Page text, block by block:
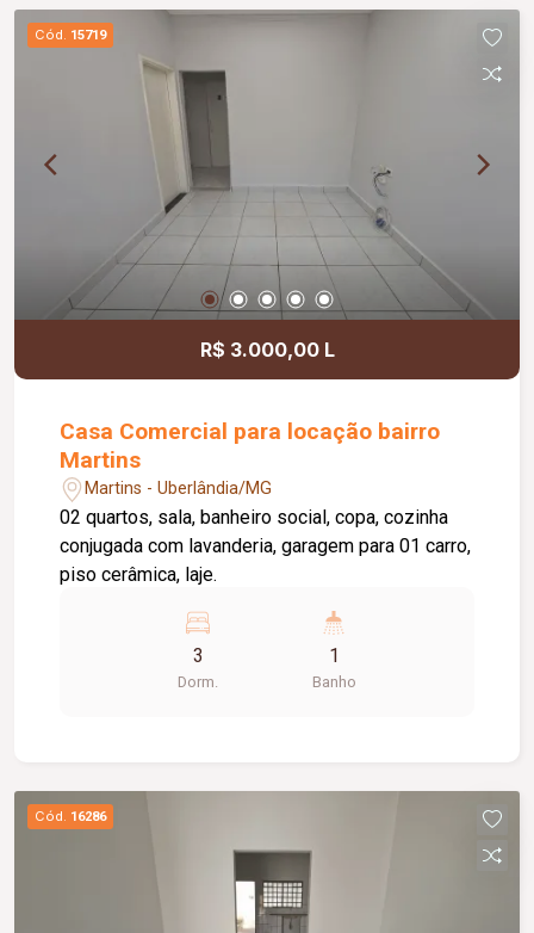
Cód. 15719
R$ 3.000,00 L
Casa Comercial para locação bairro
Martins
Martins - Uberlândia/MG
02 quartos, sala, banheiro social, copa, cozinha
conjugada com lavanderia, garagem para 01 carro,
piso cerâmica, laje.
3
Dorm.
1
Banho
Cód. 16286